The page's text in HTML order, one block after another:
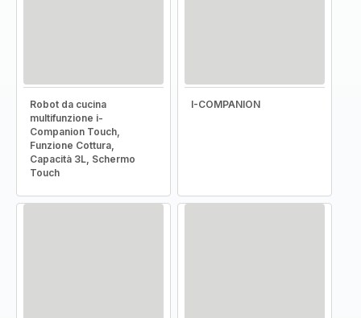
Robot da cucina
multifunzione i-
Companion Touch,
Funzione Cottura,
Capacità 3L, Schermo
Touch
I-COMPANION